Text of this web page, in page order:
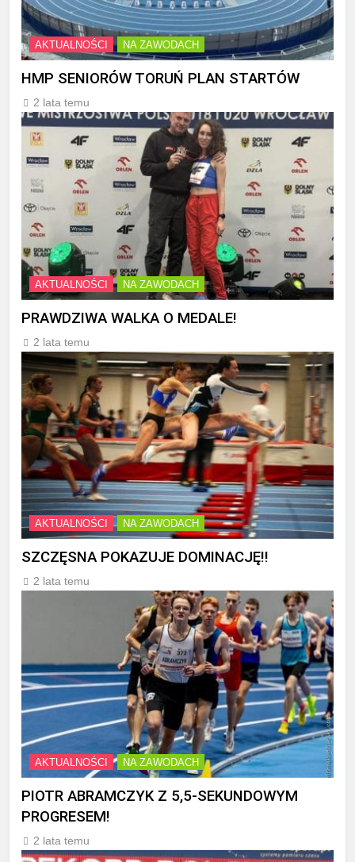
AKTUALNOŚCI NA ZAWODACH
HMP SENIORÓW TORUŃ PLAN STARTÓW
2 lata temu
AKTUALNOŚCI NA ZAWODACH
PRAWDZIWA WALKA O MEDALE!
2 lata temu
AKTUALNOŚCI NA ZAWODACH
SZCZĘSNA POKAZUJE DOMINACJĘ!!
2 lata temu
AKTUALNOŚCI NA ZAWODACH
PIOTR ABRAMCZYK Z 5,5-SEKUNDOWYM
PROGRESEM!
2 lata temu